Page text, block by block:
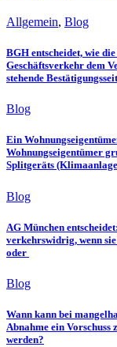
Allgemein, Blog
BGH entscheidet, wie
Geschäftsverkehr dem
stehende
Blog
Ein
Wohnungseigentümer
Splitgeräts
Blog
AG München
verkehrswidrig, wenn
oder
Blog
Wann kann bei
Abnahme ein
werden?